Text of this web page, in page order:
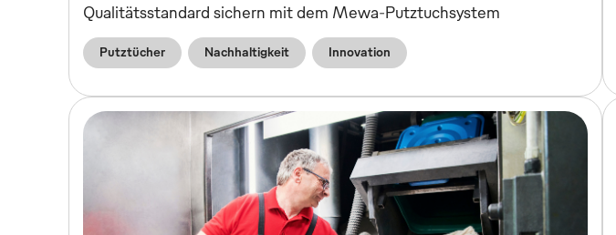
Qualitätsstandard sichern mit dem Mewa-Putztuchsystem
Putztücher Nachhaltigkeit Innovation